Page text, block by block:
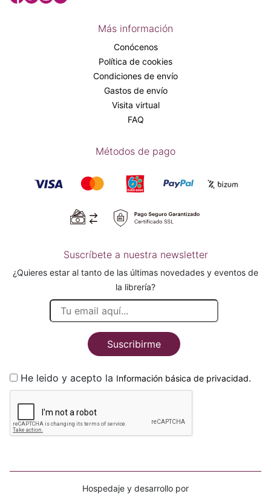
Más información
Conócenos
Política de cookies
Condiciones de envío
Gastos de envío
Visita virtual
FAQ
Métodos de pago
Suscríbete a nuestra newsletter
¿Quieres estar al tanto de las últimas novedades y eventos de
la librería?
Suscribirme
He leido y acepto la Información básica de privacidad.
Hospedaje y desarrollo por